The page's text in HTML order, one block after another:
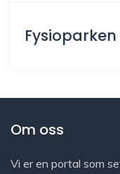
Om oss
Vi er en portal som